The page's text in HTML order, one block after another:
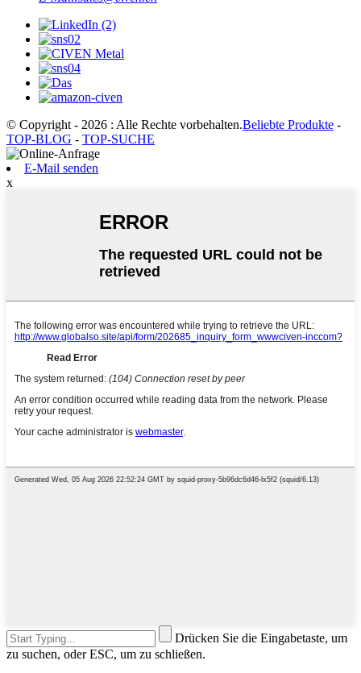
© Copyright - 2026 : Alle Rechte vorbehalten.Beliebte Produkte -
TOP-BLOG - TOP-SUCHE
E-Mail senden
x
Drücken Sie die Eingabetaste, um
zu suchen, oder ESC, um zu schließen.